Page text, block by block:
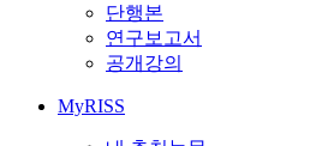
단행본
연구보고서
공개강의
MyRISS